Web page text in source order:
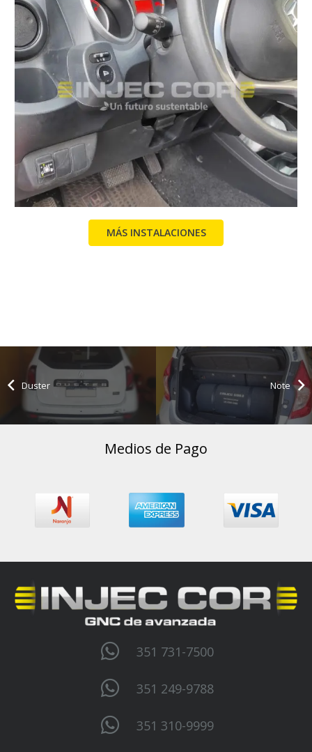
MÁS INSTALACIONES
Duster Note
Medios de Pago
351 731-7500
351 249-9788
351 310-9999